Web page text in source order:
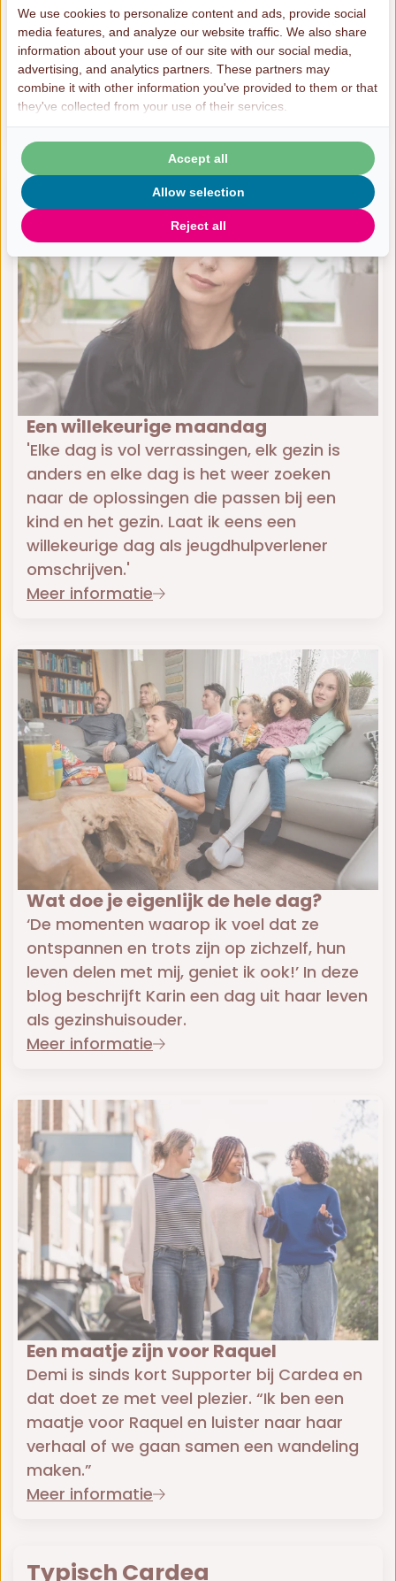
Typisch Cardea
langere tijd een van hun ouders niet zien.
Samen met ouders en kinderen proberen
we dit contact, onder begeleiding, te
herstellen.
Meer informatie
Een willekeurige maandag
'Elke dag is vol verrassingen, elk gezin is
anders en elke dag is het weer zoeken
naar de oplossingen die passen bij een
kind en het gezin. Laat ik eens een
willekeurige dag als jeugdhulpverlener
omschrijven.'
Meer informatie
Wat doe je eigenlijk de hele dag?
‘De momenten waarop ik voel dat ze
ontspannen en trots zijn op zichzelf, hun
leven delen met mij, geniet ik ook!’ In deze
blog beschrijft Karin een dag uit haar leven
als gezinshuisouder.
Meer informatie
Een maatje zijn voor Raquel
Demi is sinds kort Supporter bij Cardea en
dat doet ze met veel plezier. “Ik ben een
maatje voor Raquel en luister naar haar
verhaal of we gaan samen een wandeling
maken.”
Meer informatie
We use cookies to personalize content and ads, provide social
media features, and analyze our website traffic. We also share
information about your use of our site with our social media,
advertising, and analytics partners. These partners may
combine it with other information you've provided to them or that
they've collected from your use of their services.
Reject all
Allow selection
Accept all